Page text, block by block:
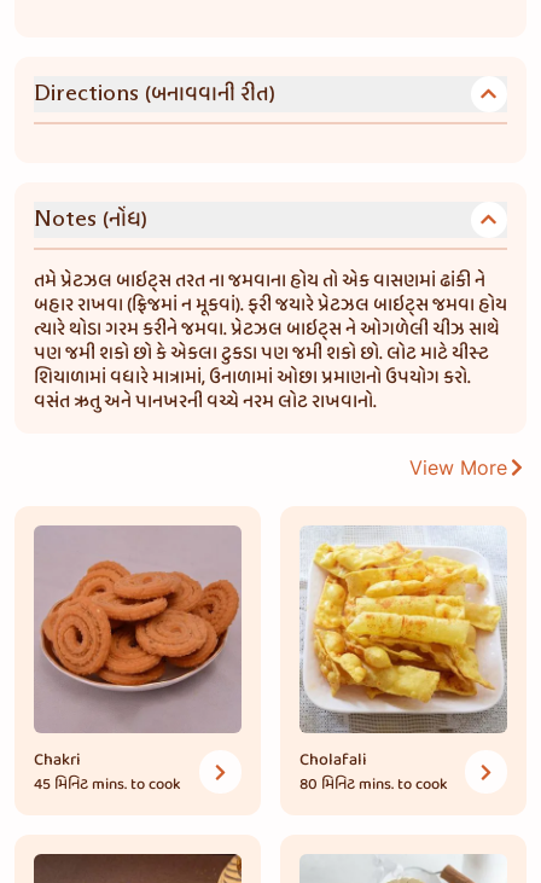
Directions (બનાવવાની રીત)
Notes (નોંધ)
તમે પ્રેટઝલ બાઇટ્સ તરત ના જમવાના હોય તો એક વાસણમાં ઢાંકી ને
બહાર રાખવા (ફ્રિજમાં ન મૂકવાં). ફરી જયારે પ્રેટઝલ બાઇટ્સ જમવા હોય
ત્યારે થોડા ગરમ કરીને જમવા. પ્રેટઝલ બાઇટ્સ ને ઓગળેલી ચીઝ સાથે
પણ જમી શકો છો કે એકલા ટુકડા પણ જમી શકો છો. લોટ માટે યીસ્ટ
શિયાળામાં વધારે માત્રામાં, ઉનાળામાં ઓછા પ્રમાણનો ઉપયોગ કરો.
વસંત ઋતુ અને પાનખરની વચ્ચે નરમ લોટ રાખવાનો.
View More
Chakri
45 મિનિટmins. to cook
Cholafali
80 મિનિટmins. to cook